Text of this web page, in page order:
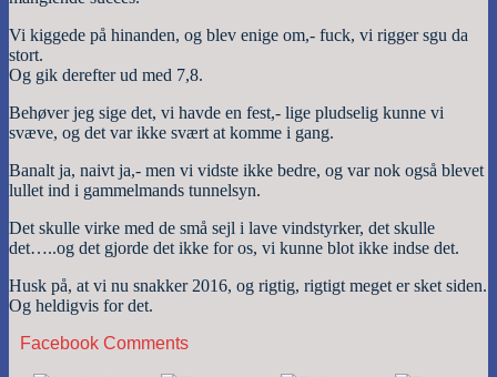
Vi kiggede på hinanden, og blev enige om,- fuck, vi rigger sgu da
stort.
Og gik derefter ud med 7,8.
Behøver jeg sige det, vi havde en fest,- lige pludselig kunne vi
svæve, og det var ikke svært at komme i gang.
Banalt ja, naivt ja,- men vi vidste ikke bedre, og var nok også blevet
lullet ind i gammelmands tunnelsyn.
Det skulle virke med de små sejl i lave vindstyrker, det skulle
det…..og det gjorde det ikke for os, vi kunne blot ikke indse det.
Husk på, at vi nu snakker 2016, og rigtig, rigtigt meget er sket siden.
Og heldigvis for det.
Facebook Comments